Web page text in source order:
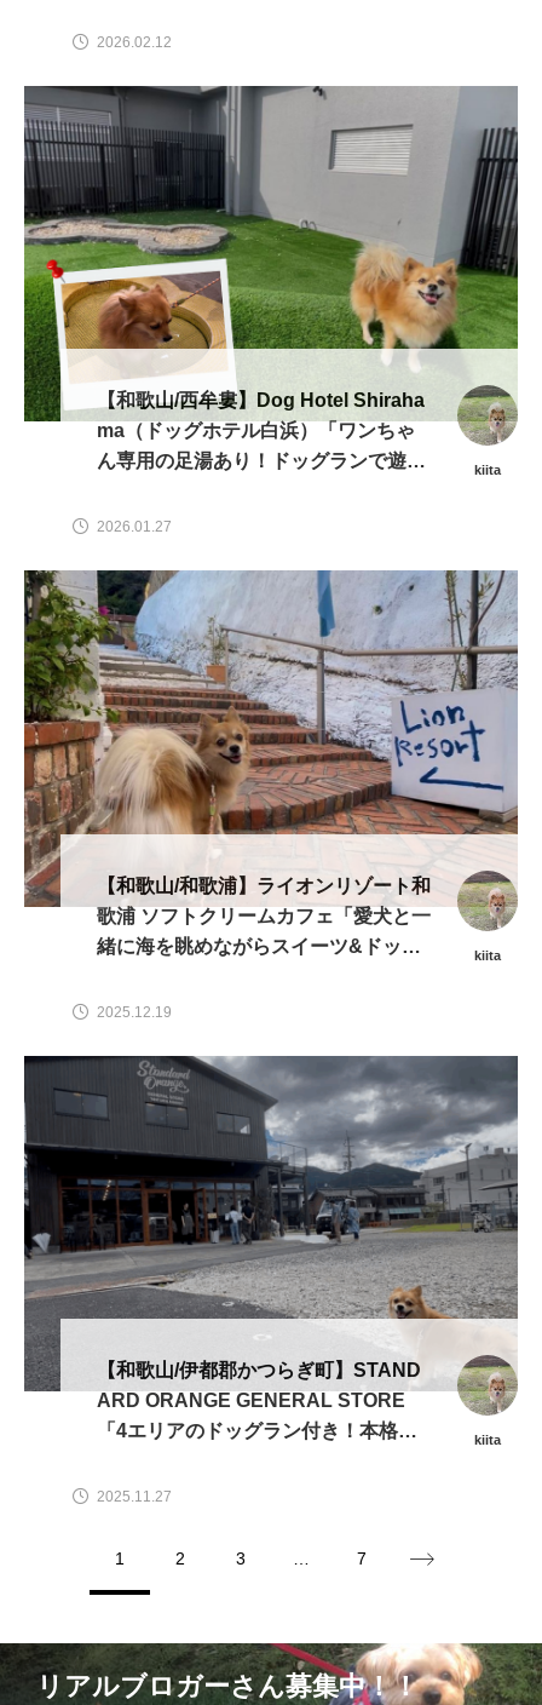
2026.02.12
【和歌山/西牟婁】Dog Hotel Shiraha
ma（ドッグホテル白浜）「ワンちゃ
ん専用の足湯あり！ドッグランで遊ぼ
kiita
2026.01.27
【和歌山/和歌浦】ライオンリゾート和
歌浦 ソフトクリームカフェ「愛犬と一
緒に海を眺めながらスイーツ&ドッグ
kiita
2025.12.19
【和歌山/伊都郡かつらぎ町】STAND
ARD ORANGE GENERAL STORE
「4エリアのドッグラン付き！本格派
グカフェ」
kiita
2025.11.27
1 2 3 7
リアルブロガーさん募集中！！